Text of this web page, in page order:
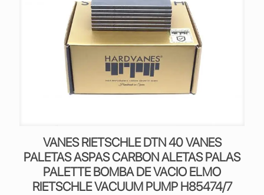
VANES RIETSCHLE DTN 40 VANES
PALETAS ASPAS CARBON ALETAS PALAS
PALETTE BOMBA DE VACIO ELMO
RIETSCHLE VACUUM PUMP H85474/7